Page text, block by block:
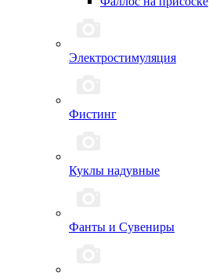
Электростимуляция
Фистинг
Куклы надувные
Фанты и Сувениры